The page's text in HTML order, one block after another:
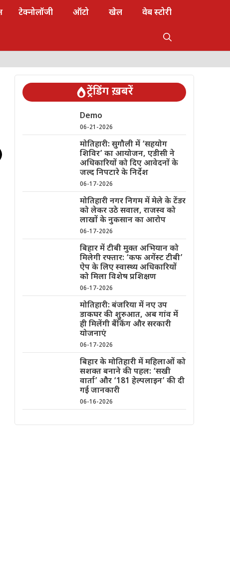
टेक्नोलॉजी ऑटो खेल वेब स्टोरी
ट्रेंडिंग ख़बरें
Demo
06-21-2026
मोतिहारी: सुगौली में ‘सहयोग
शिविर’ का आयोजन, एडीसी ने
अधिकारियों को दिए आवेदनों के
जल्द निपटारे के निर्देश
06-17-2026
मोतिहारी नगर निगम में मेले के टेंडर
को लेकर उठे सवाल, राजस्व को
लाखों के नुकसान का आरोप
06-17-2026
बिहार में टीबी मुक्त अभियान को
मिलेगी रफ्तार: ‘कफ अगेंस्ट टीबी’
ऐप के लिए स्वास्थ्य अधिकारियों
को मिला विशेष प्रशिक्षण
06-17-2026
मोतिहारी: बंजरिया में नए उप
डाकघर की शुरुआत, अब गांव में
ही मिलेंगी बैंकिंग और सरकारी
योजनाएं
06-17-2026
बिहार के मोतिहारी में महिलाओं को
सशक्त बनाने की पहल: ‘सखी
वार्ता’ और ‘181 हेल्पलाइन’ की दी
गई जानकारी
06-16-2026